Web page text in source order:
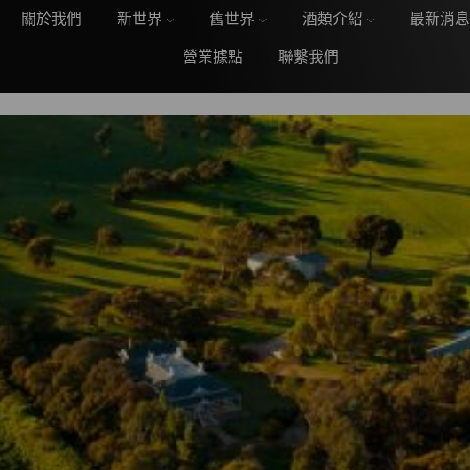
關於我們 新世界 舊世界 酒類介紹 最新消息
營業據點 聯繫我們